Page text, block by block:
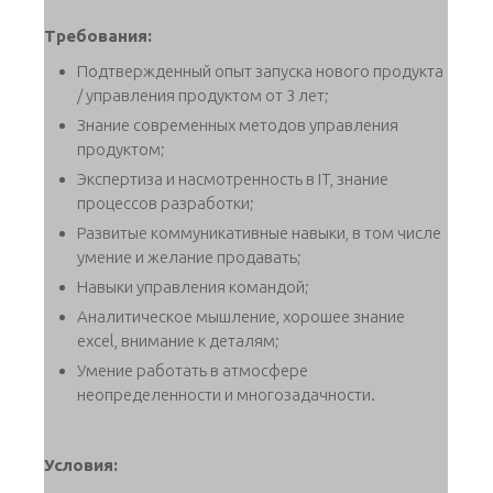
Требования:
Подтвержденный опыт запуска нового продукта
/ управления продуктом от 3 лет;
Знание современных методов управления
продуктом;
Экспертиза и насмотренность в IT, знание
процессов разработки;
Развитые коммуникативные навыки, в том числе
умение и желание продавать;
Навыки управления командой;
Аналитическое мышление, хорошее знание
excel, внимание к деталям;
Умение работать в атмосфере
неопределенности и многозадачности.
Условия: